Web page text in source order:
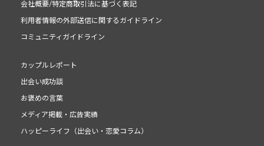
会社概要/特定商取引法に基づく表記
利用者情報の外部送信に関するガイドライン
コミュニティガイドライン
カップルレポート
出会い成功談
お褒めの言葉
メディア掲載・広告実績
ハッピーライフ（出会い・恋愛コラム）